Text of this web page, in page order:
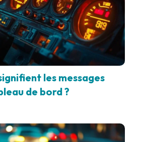
les messages
de bord ?